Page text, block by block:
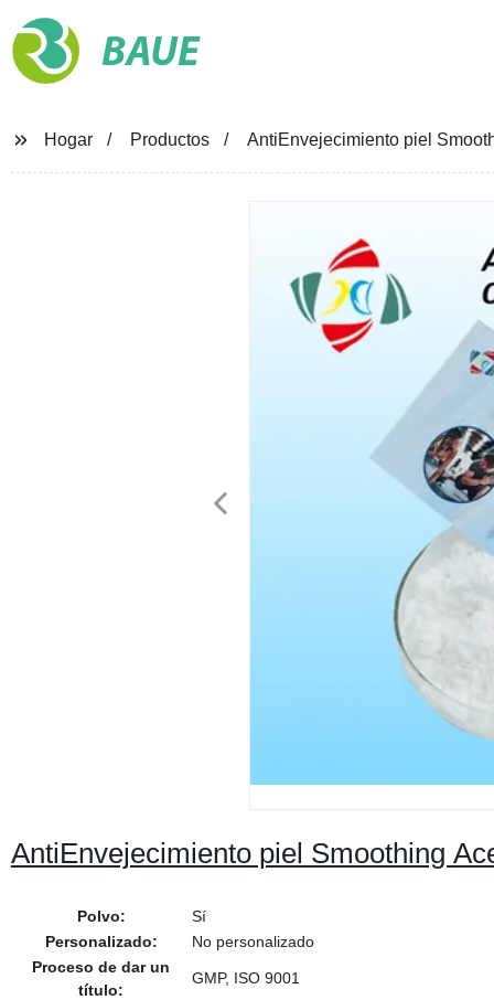
BAUE
Hogar Productos AntiEnvejecimiento piel
AntiEnvejecimiento piel Smoothing
Polvo:
Sí
Personalizado:
No personalizado
Proceso de dar un
título:
GMP, ISO 9001